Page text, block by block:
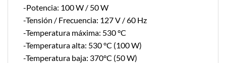
-Potencia: 100 W / 50 W
-Tensión / Frecuencia: 127 V / 60 Hz
-Temperatura máxima: 530 °C
-Temperatura alta: 530 °C (100 W)
-Temperatura baja: 370°C (50 W)